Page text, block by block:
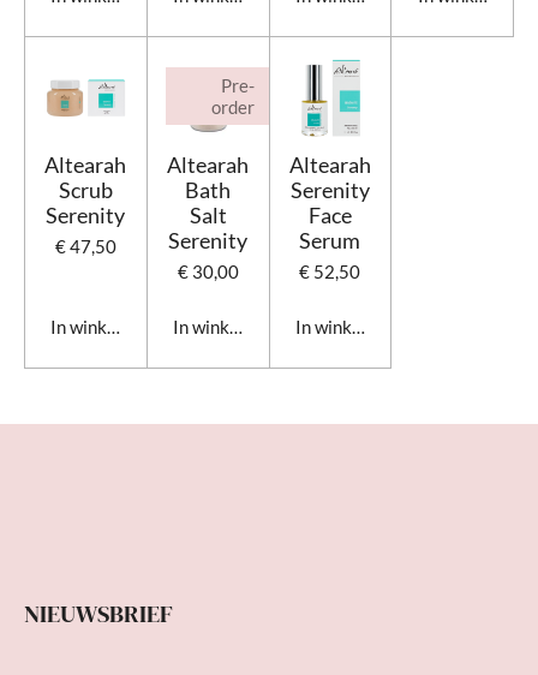
Altearah
Scrub
Serenity
€ 47,50
In winkelwagen
Pre-
order
Altearah
Bath
Salt
Serenity
€ 30,00
In winkelwagen
Altearah
Serenity
Face
Serum
€ 52,50
In winkelwagen
NIEUWSBRIEF